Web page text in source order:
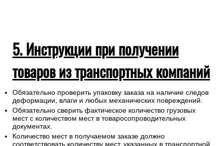
5. Инструкции при получении
товаров из транспортных компаний
Обязательно проверить упаковку заказа на наличие следов
деформации, влаги и любых механических повреждений.
Обязательно сверить фактическое количество грузовых
мест с количеством мест в товаросопроводительных
документах.
Количество мест в получаемом заказе должно
соответствовать количеству мест, указанных в транспортной